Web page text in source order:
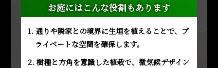
お庭にはこんな役割もあります
1. 通りや隣家との境界に生垣を植えることで、プ
ライベートな空間を確保します。
2. 樹種と方角を意識した植栽で、微気候デザイン